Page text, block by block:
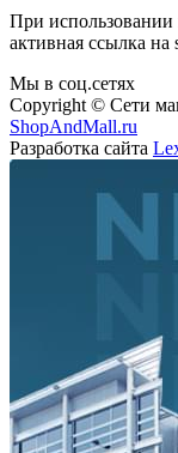
При использовании
активная ссылка на
Мы в соц.сетях
Copyright © Сети
ShopAndMall.ru
Разработка сайта